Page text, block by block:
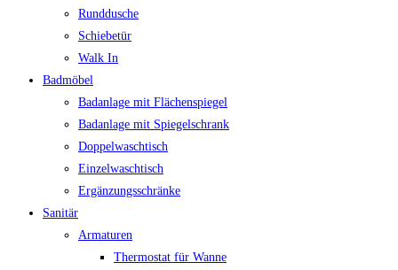
Runddusche
Schiebetür
Walk In
Badmöbel
Badanlage mit Flächenspiegel
Badanlage mit Spiegelschrank
Doppelwaschtisch
Einzelwaschtisch
Ergänzungsschränke
Sanitär
Armaturen
Thermostat für Wanne